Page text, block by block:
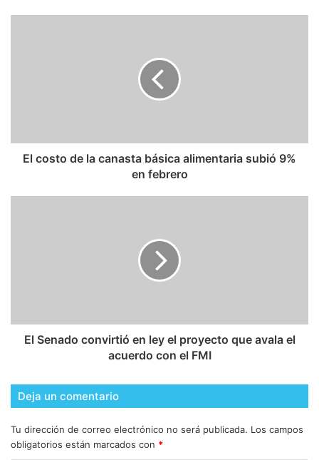
El costo de la canasta básica alimentaria subió 9%
en febrero
El Senado convirtió en ley el proyecto que avala el
acuerdo con el FMI
Deja un comentario
Tu dirección de correo electrónico no será publicada. Los campos
obligatorios están marcados con *